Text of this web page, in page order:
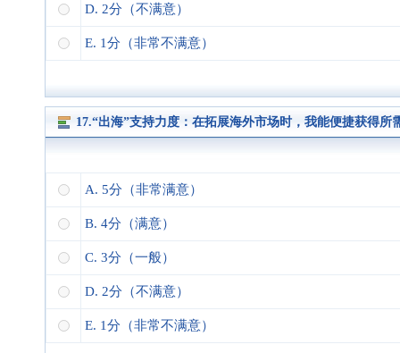
D. 2分（不满意）
E. 1分（非常不满意）
17.“出海”支持力度：在拓展海外市场时，我能便捷获得
A. 5分（非常满意）
B. 4分（满意）
C. 3分（一般）
D. 2分（不满意）
E. 1分（非常不满意）